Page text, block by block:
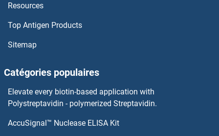
TFG Anticorps
TFF3 Anticorps
TFEC Anticorps
TFEB Anticorps
TFE3 Anticorps
Resources
Top Antigen Products
Sitemap
Catégories populaires
Elevate every biotin-based application with
Polystreptavidin - polymerized Streptavidin.
AccuSignal™ Nuclease ELISA Kit